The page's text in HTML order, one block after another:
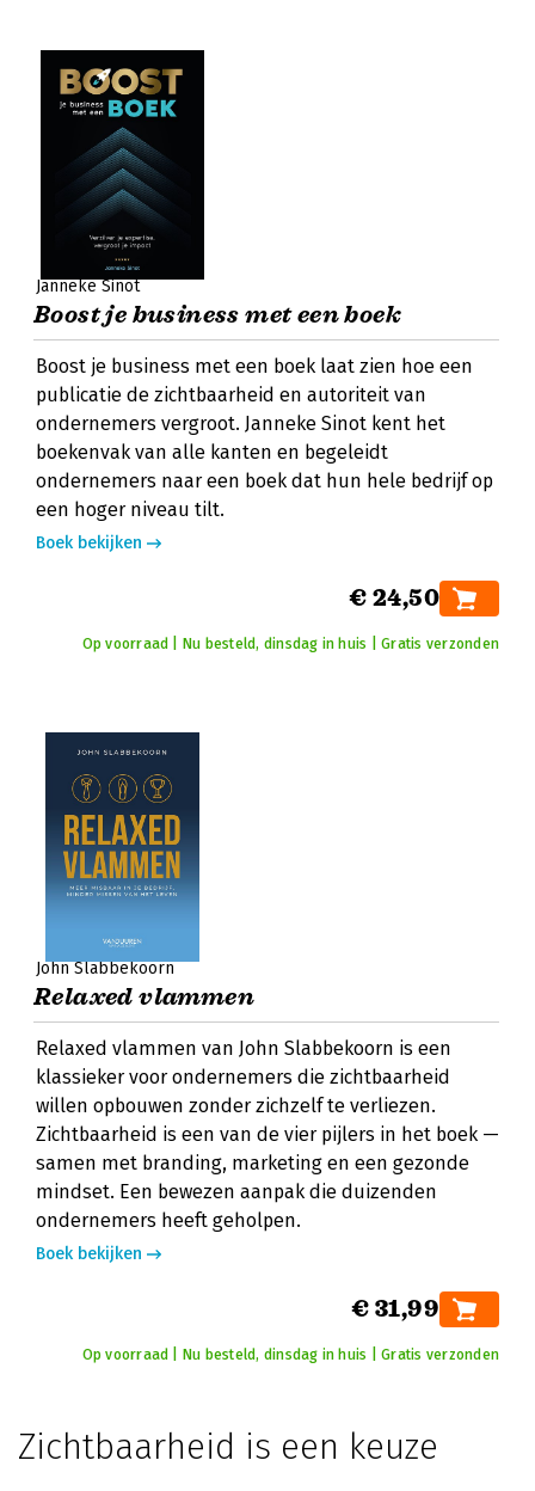
Janneke Sinot
Boost je business met een boek
Boost je business met een boek laat zien hoe een
publicatie de zichtbaarheid en autoriteit van
ondernemers vergroot. Janneke Sinot kent het
boekenvak van alle kanten en begeleidt
ondernemers naar een boek dat hun hele bedrijf op
een hoger niveau tilt.
Boek bekijken
€ 24,50
Op voorraad | Nu besteld, dinsdag in huis | Gratis verzonden
John Slabbekoorn
Relaxed vlammen
Relaxed vlammen van John Slabbekoorn is een
klassieker voor ondernemers die zichtbaarheid
willen opbouwen zonder zichzelf te verliezen.
Zichtbaarheid is een van de vier pijlers in het boek —
samen met branding, marketing en een gezonde
mindset. Een bewezen aanpak die duizenden
ondernemers heeft geholpen.
Boek bekijken
€ 31,99
Op voorraad | Nu besteld, dinsdag in huis | Gratis verzonden
Zichtbaarheid is een keuze